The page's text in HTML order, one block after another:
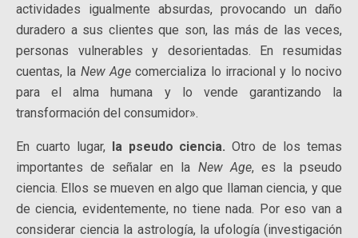
actividades igualmente absurdas, provocando un daño
duradero a sus clientes que son, las más de las veces,
personas vulnerables y desorientadas. En resumidas
cuentas, la New Agecomercializa lo irracional y lo nocivo
para el alma humana y lo vende garantizando la
transformación del consumidor».
En cuarto lugar, la pseudo ciencia. Otro de los temas
importantes de señalar en la New Age, es la pseudo
ciencia. Ellos se mueven en algo que llaman ciencia, y que
de ciencia, evidentemente, no tiene nada. Por eso van a
considerar ciencia la astrología, la ufología (investigación